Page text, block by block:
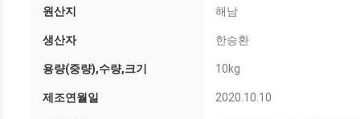
원산지 해남
생산자 한승환
용량(중량),수량,크기 10kg
제조연월일 2020.10.10